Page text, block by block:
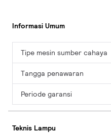
Informasi Umum
Tipe mesin sumber cahaya
Tangga penawaran
Periode garansi
Teknis Lampu